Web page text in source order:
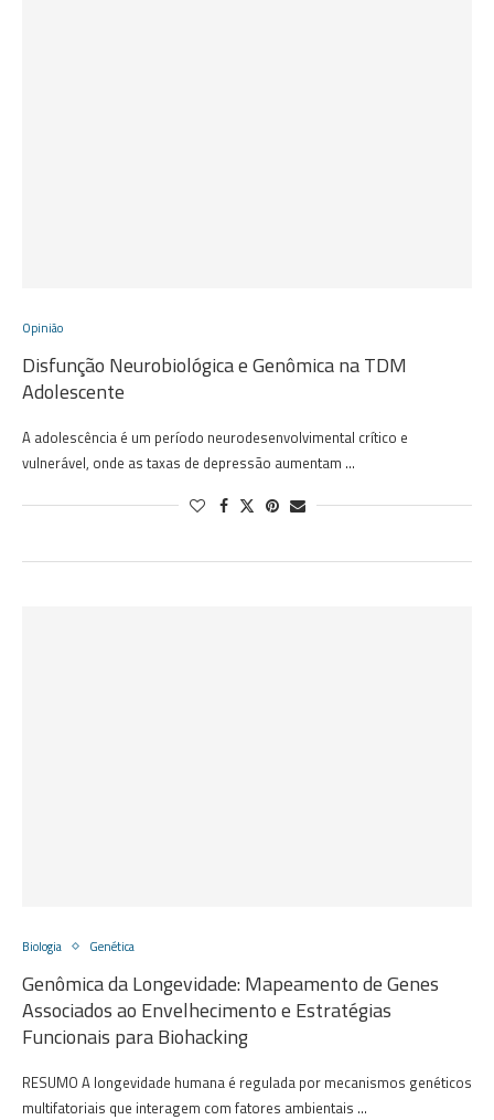
Opinião
Disfunção Neurobiológica e Genômica na TDM
Adolescente
A adolescência é um período neurodesenvolvimental crítico e
vulnerável, onde as taxas de depressão aumentam …
Biologia Genética
Genômica da Longevidade: Mapeamento de Genes
Associados ao Envelhecimento e Estratégias
Funcionais para Biohacking
RESUMO A longevidade humana é regulada por mecanismos genéticos
multifatoriais que interagem com fatores ambientais …